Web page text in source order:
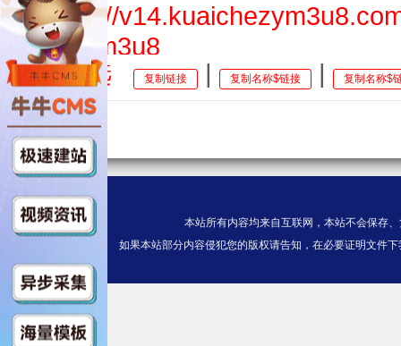
$https://
index.m3u8
第04集
$https://
index.m3u8
第05集
$https://
eo/index.m3u8
第06集
全选 复制链接 | 复制名称$链接 | 复制名称$
本站所有内容均来自互联网，本站不会保存
如果本站部分内容侵犯您的版权请告知，在必要证明文件